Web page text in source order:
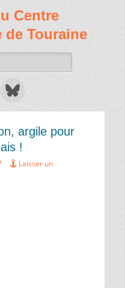
Centre
de Touraine
argile pour
!
Laisser un